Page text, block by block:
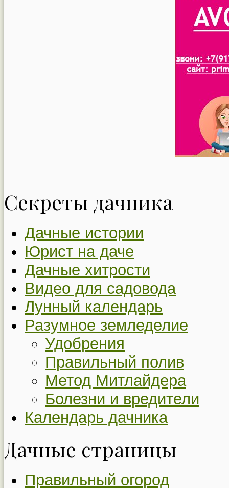
Секреты дачника
Дачные истории
Юрист на даче
Дачные хитрости
Видео для садовода
Лунный календарь
Разумное земледелие
Удобрения
Правильный полив
Метод Митлайдера
Болезни и вредители
Календарь дачника
Дачные страницы
Правильный огород